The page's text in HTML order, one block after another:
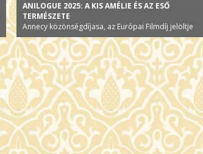
ANILOGUE 2025: A KIS AMÉLIE ÉS AZ ESŐ
TERMÉSZETE
Annecy közönségdíjasa, az Európai Filmdíj jelöltje